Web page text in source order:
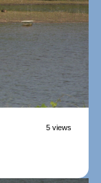
5 views